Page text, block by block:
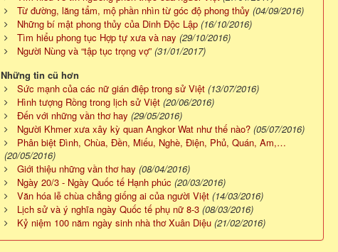
Từ đường, lăng tẩm, mộ phần nhìn từ góc độ phong thủy (04/09/2016)
Những bí mật phong thủy của Dinh Độc Lập (16/10/2016)
Tìm hiểu phong tục Hợp tự xưa và nay (29/10/2016)
Người Nùng và “tập tục trọng vợ” (31/01/2017)
Những tin cũ hơn
Sức mạnh của các nữ gián điệp trong sử Việt (13/07/2016)
Hình tượng Rồng trong lịch sử Việt (20/06/2016)
Đến với những vần thơ hay (29/05/2016)
Người Khmer xưa xây kỳ quan Angkor Wat như thế nào? (05/07/2016)
Phân biệt Đình, Chùa, Đền, Miếu, Nghè, Điện, Phủ, Quán, Am,…
(20/05/2016)
Giới thiệu những vần thơ hay (08/04/2016)
Ngày 20/3 - Ngày Quốc tế Hạnh phúc (20/03/2016)
Văn hóa lễ chùa chẳng giống ai của người Việt (14/03/2016)
Lịch sử và ý nghĩa ngày Quốc tế phụ nữ 8-3 (08/03/2016)
Kỷ niệm 100 năm ngày sinh nhà thơ Xuân Diệu (21/02/2016)